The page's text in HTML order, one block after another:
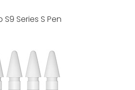
Series S Pen